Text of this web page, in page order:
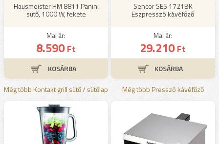
Hausmeister HM 8811 Panini
sütő, 1000 W, fekete
Mai ár:
8.590Ft
Még több Kontakt grill sütő / sütőlap
Sencor SES 1721BK
Eszpresszó kávéfőző
Mai ár:
29.210Ft
Még több Presszó kávéfőző